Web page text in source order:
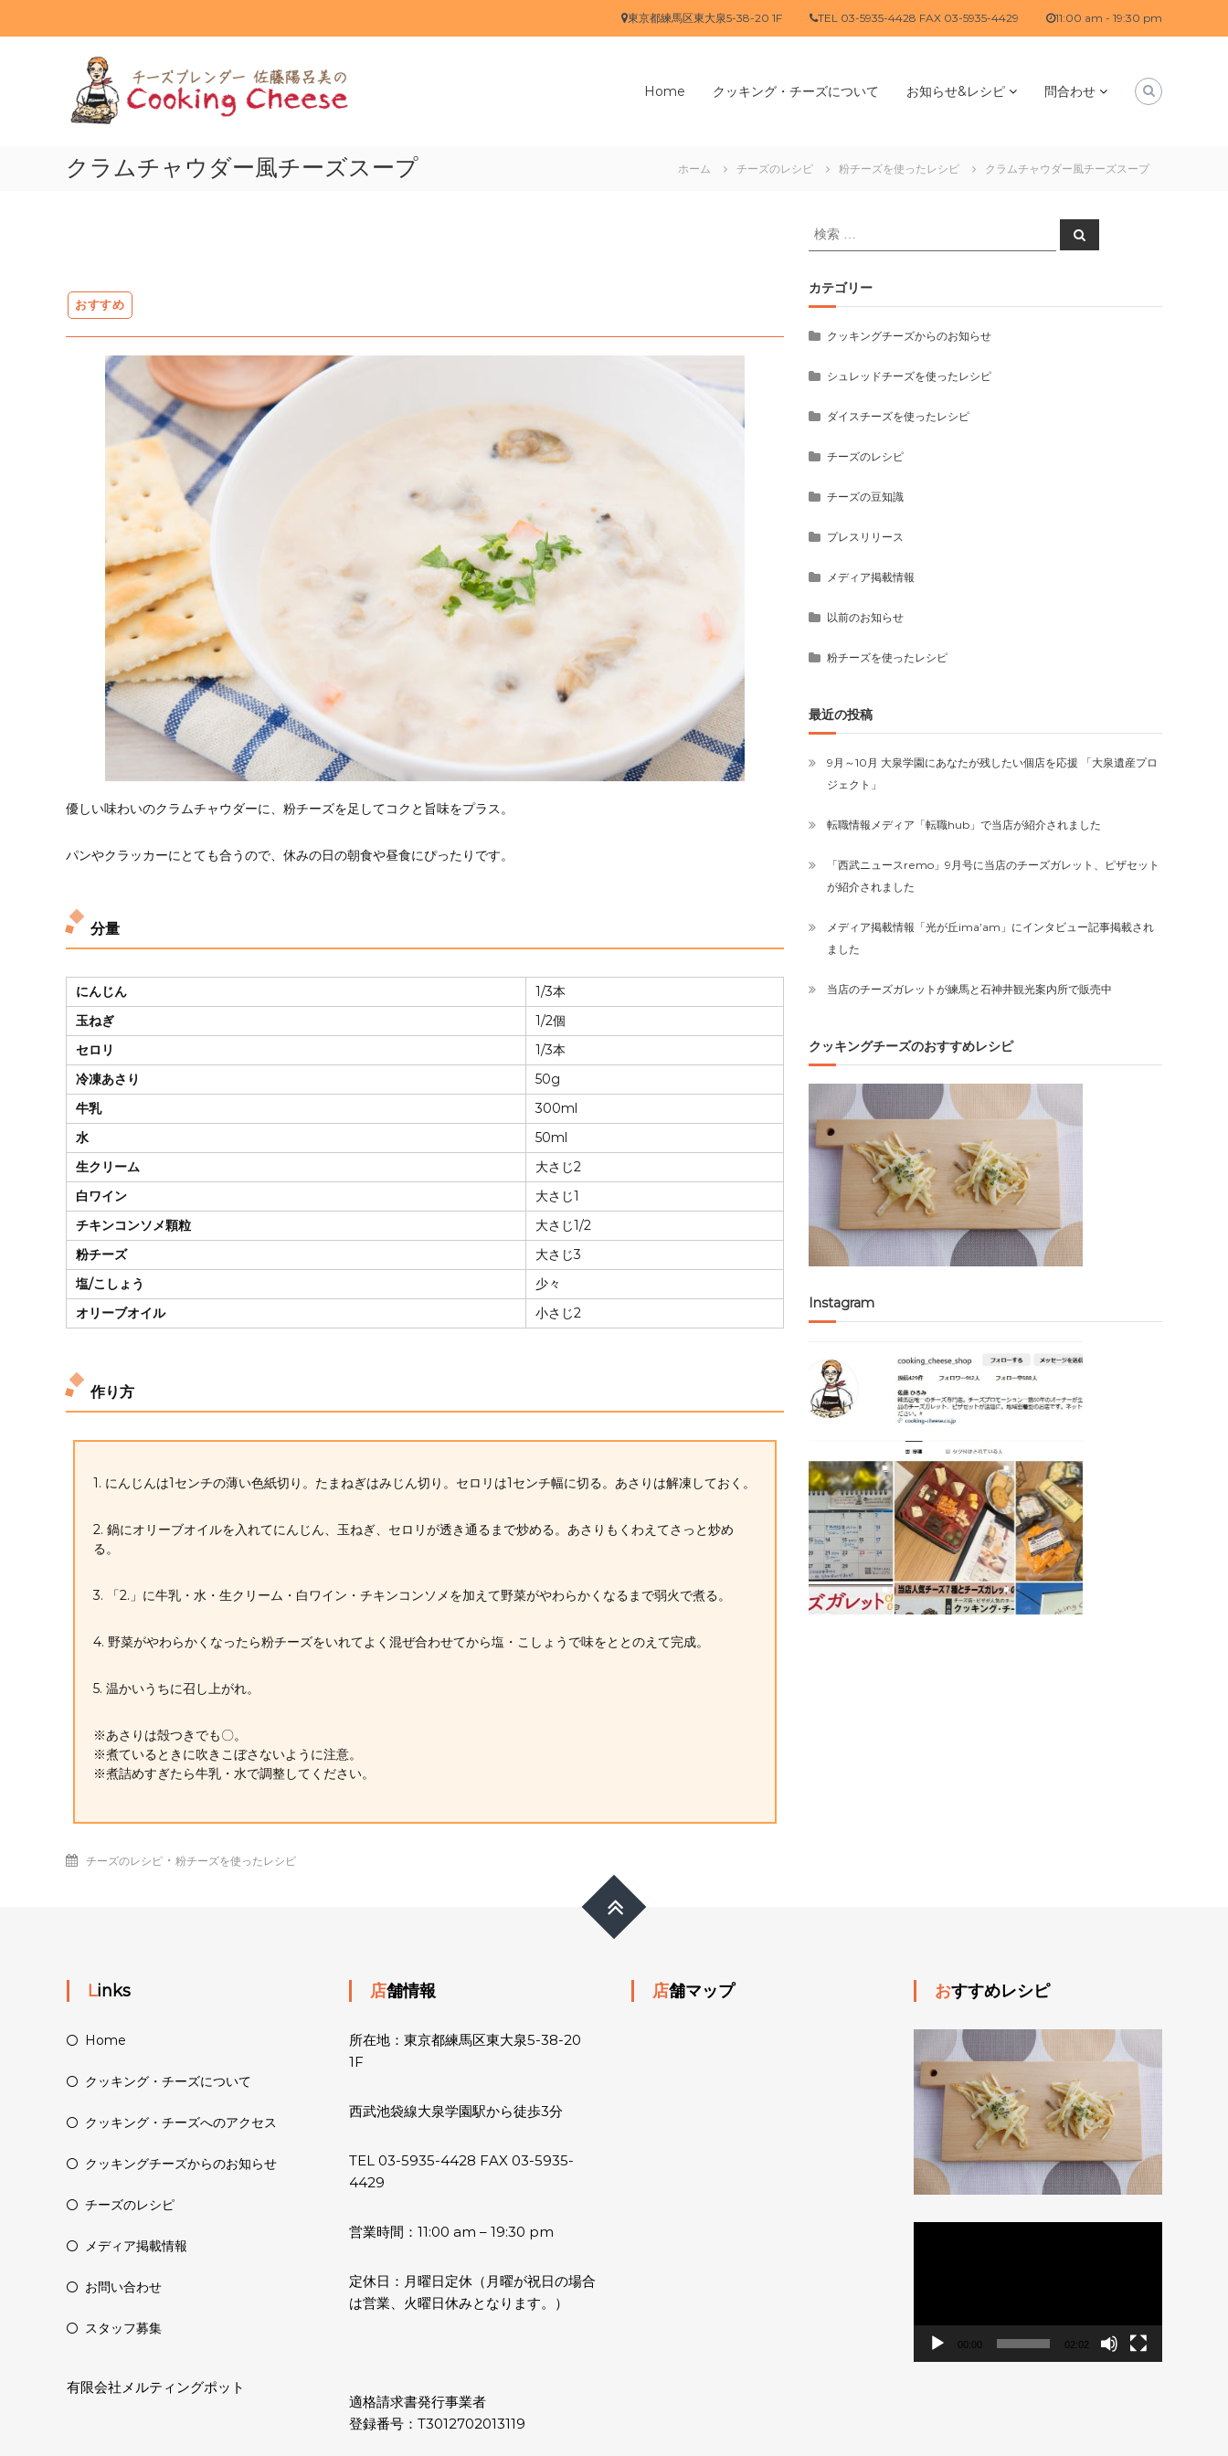
東京都練馬区東大泉5-38-20 1F TEL 03-5935-4428 FAX 03-5935-4429 11:00 am - 19:30 pm
ク
ッ
キ
ン
チ
Home クッキング・チーズについて お知らせ&レシピ 問合わせ
クラムチャウダー風チーズスープ ホーム チーズのレシピ 粉チーズを使ったレシピ クラムチャウダー風チーズスープ
優しい味わいのクラムチャウダーに、粉チーズを足してコクと旨味をプラス。
パンやクラッカーにとても合うので、休みの日の朝食や昼食にぴったりです。
分量
にんじん
1/3本
玉ねぎ
1/2個
セロリ
1/3本
冷凍あさり
50g
牛乳
300ml
水
50ml
生クリーム
大さじ2
白ワイン
大さじ1
チキンコンソメ顆粒
大さじ1/2
粉チーズ
大さじ3
塩/こしょう
少々
オリーブオイル
小さじ2
作り方
1. にんじんは1センチの薄い色紙切り。たまねぎはみじん切り。セロリは1センチ幅に切る。あさりは解凍しておく。
2. 鍋にオリーブオイルを入れてにんじん、玉ねぎ、セロリが透き通るまで炒める。あさりもくわえてさっと炒め
る。
3. 「2.」に牛乳・水・生クリーム・白ワイン・チキンコンソメを加えて野菜がやわらかくなるまで弱火で煮る。
4. 野菜がやわらかくなったら粉チーズをいれてよく混ぜ合わせてから塩・こしょうで味をととのえて完成。
5. 温かいうちに召し上がれ。
※あさりは殻つきでも〇。
※煮ているときに吹きこぼさないように注意。
※煮詰めすぎたら牛乳・水で調整してください。
チーズのレシピ ・ 粉チーズを使ったレシピ
検
索
象:
検
索
カテゴリー
クッキングチーズからのお知らせ
シュレッドチーズを使ったレシピ
ダイスチーズを使ったレシピ
チーズのレシピ
チーズの豆知識
プレスリリース
メディア掲載情報
以前のお知らせ
粉チーズを使ったレシピ
最近の投稿
9月～10月 大泉学園にあなたが残したい個店を応援 「大泉遺産プロ
ジェクト」
転職情報メディア「転職hub」で当店が紹介されました
「西武ニュースremo」9月号に当店のチーズガレット、ピザセット
が紹介されました
メディア掲載情報「光が丘ima’am」にインタビュー記事掲載され
ました
当店のチーズガレットが練馬と石神井観光案内所で販売中
クッキングチーズのおすすめレシピ
Instagram
Links
Home
クッキング・チーズについて
クッキング・チーズへのアクセス
クッキングチーズからのお知らせ
チーズのレシピ
メディア掲載情報
お問い合わせ
スタッフ募集
有限会社メルティングポット
店舗情報
所在地：東京都練馬区東大泉5-38-20
1F
西武池袋線大泉学園駅から徒歩3分
TEL 03-5935-4428 FAX 03-5935-
4429
営業時間：11:00 am – 19:30 pm
定休日：月曜日定休（月曜が祝日の場合
は営業、火曜日休みとなります。）
適格請求書発行事業者
登録番号：T3012702013119
店舗マップ おすすめレシピ
ヤ
00:00 02:02